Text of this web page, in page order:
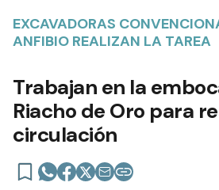
EXCAVADORAS
ANFIBIO REALIZAN LA TAREA
Trabajan en la
Riacho de Oro para
circulación